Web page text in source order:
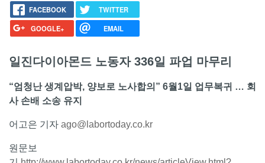
FACEBOOK
TWITTER
GOOGLE+
EMAIL
일진다이아몬드 노동자 336일 파업 마무리
“엄청난 생계압박, 양보로 노사합의” 6월1일 업무복귀 … 회
사 손배 소송 유지
어고은 기자 ago@labortoday.co.kr
원문보